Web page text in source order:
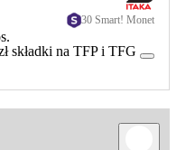
30 Smart! Monet
składki na TFP i TFG